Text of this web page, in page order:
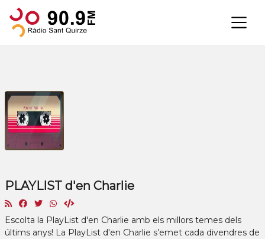
×
PLAYLIST d'en Charlie
Escolta la PlayList d'en Charlie amb els millors temes dels
últims anys! La PlayList d'en Charlie s’emet cada divendres de